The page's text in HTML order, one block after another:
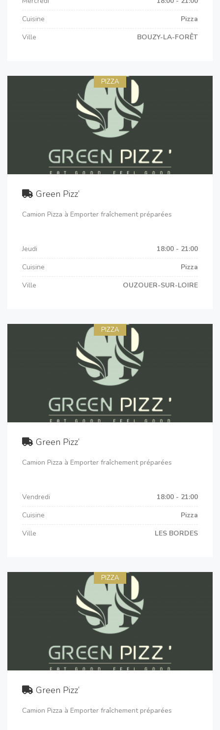
Cuisine
Pizza
Ville
BOUZY-LA-FORÊT
PIZZA
Green Pizz’
Camion Pizza à Emporter fraîchement préparées
Jeudi
18:00 - 21:00
Cuisine
Pizza
Ville
OUZOUER-SUR-LOIRE
PIZZA
Green Pizz’
Camion Pizza à Emporter fraîchement préparées
Vendredi
18:00 - 21:00
Cuisine
Pizza
Ville
LES BORDES
PIZZA
Green Pizz’
Camion Pizza à Emporter fraîchement préparées